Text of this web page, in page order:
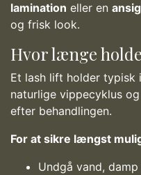
lamination eller en
og frisk look.
Hvor længe
Et lash lift holder typisk i
naturlige vippecyklus
efter behandlingen.
For at sikre længst
Undgå vand,